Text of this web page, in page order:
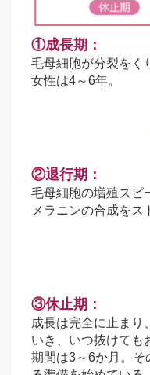
①成長期：
毛母細胞が分裂をく
女性は4～6年。
②退行期：
毛母細胞の増殖スピ
メラニンの合成をス
③休止期：
成長は完全に止まり
いき、いつ抜けても
期間は3～6か月。そ